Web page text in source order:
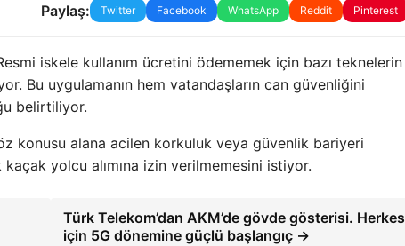
Paylaş: Twitter Facebook WhatsApp Reddit Pinterest
iskele kullanım ücretini ödememek için bazı teknelerin
Bu uygulamanın hem vatandaşların can güvenliğini
belirtiliyor.
konusu alana acilen korkuluk veya güvenlik bariyeri
kaçak yolcu alımına izin verilmemesini istiyor.
Türk Telekom’dan AKM’de gövde gösterisi. Herkes
için 5G dönemine güçlü başlangıç →